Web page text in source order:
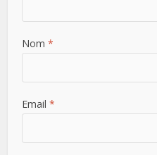
Nom*
Email*